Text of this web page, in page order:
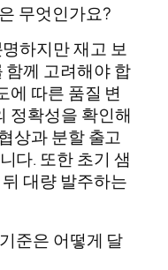
무엇인가요?
하지만 재고 보
함께 고려해야 합
에 따른 품질 변
정확성을 확인해
상과 분할 출고
다. 또한 초기 샘
대량 발주하는
준은 어떻게 달